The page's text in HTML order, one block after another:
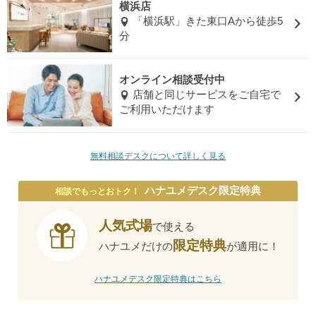
横浜店
「横浜駅」きた東口Aから徒歩5
分
オンライン相談受付中
店舗と同じサービスをご自宅で
ご利用いただけます
無料相談デスクについて詳しく見る
相談でもっとおトク！ ハナユメデスク限定特典
人気式場で使える
ハナユメだけの限定特典が適用に！
ハナユメデスク限定特典はこちら